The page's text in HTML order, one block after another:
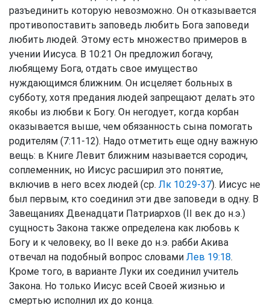
разъединить которую невозможно. Он отказывается
противопоставить заповедь любить Бога заповеди
любить людей. Этому есть множество примеров в
учении Иисуса. В 10:21 Он предложил богачу,
любящему Бога, отдать свое имущество
нуждающимся ближним. Он исцеляет больных в
субботу, хотя предания людей запрещают делать это
якобы из любви к Богу. Он негодует, когда корбан
оказывается выше, чем обязанность сына помогать
родителям (7:11-12). Надо отметить еще одну важную
вещь: в Книге Левит ближним называется сородич,
соплеменник, но Иисус расширил это понятие,
включив в него всех людей (ср. Лк 10:29-37). Иисус не
был первым, кто соединил эти две заповеди в одну. В
Завещаниях Двенадцати Патриархов (II век до н.э.)
сущность Закона также определена как любовь к
Богу и к человеку, во II веке до н.э. рабби Акива
отвечал на подобный вопрос словами Лев 19:18.
Кроме того, в варианте Луки их соединил учитель
Закона. Но только Иисус всей Своей жизнью и
смертью исполнил их до конца.